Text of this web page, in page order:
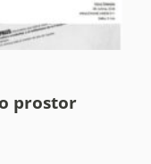
prostor